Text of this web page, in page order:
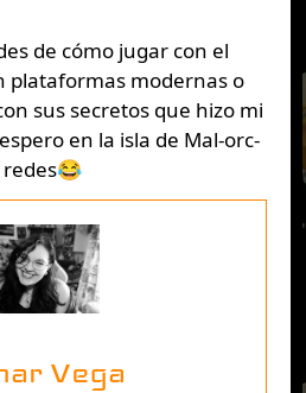
de cómo jugar con el
plataformas modernas o
sus secretos que hizo mi
en la isla de Mal-orc-
redes😂
Vega